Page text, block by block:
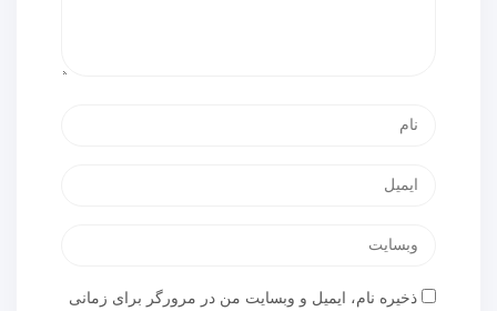
ذخیره نام، ایمیل و وبسایت من در مرورگر برای زمانی